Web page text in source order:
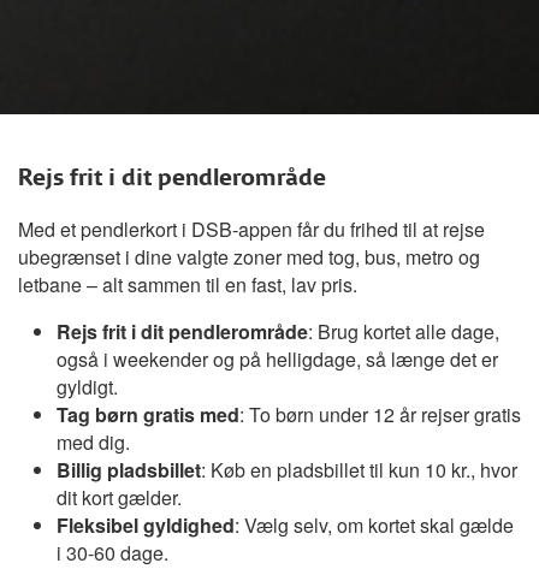
Rejs frit i dit pendlerområde
Med et pendlerkort i DSB-appen får du frihed til at rejse
ubegrænset i dine valgte zoner med tog, bus, metro og
letbane – alt sammen til en fast, lav pris.
Rejs frit i dit pendlerområde: Brug kortet alle dage,
også i weekender og på helligdage, så længe det er
gyldigt.
Tag børn gratis med: To børn under 12 år rejser gratis
med dig.
Billig pladsbillet: Køb en pladsbillet til kun 10 kr., hvor
dit kort gælder.
Fleksibel gyldighed: Vælg selv, om kortet skal gælde
i 30-60 dage.